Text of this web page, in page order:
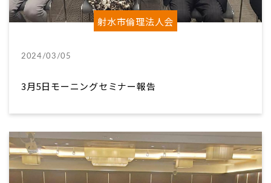
射水市倫理法人会
2024/03/05
3月5日モーニングセミナー報告